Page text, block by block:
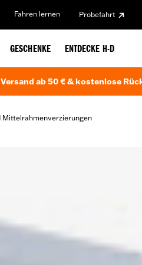
Fahren lernen Probefahrt
GESCHENKE ENTDECKE H-D
ab 50 € & kostenlose
Mittelrahmenverzierungen